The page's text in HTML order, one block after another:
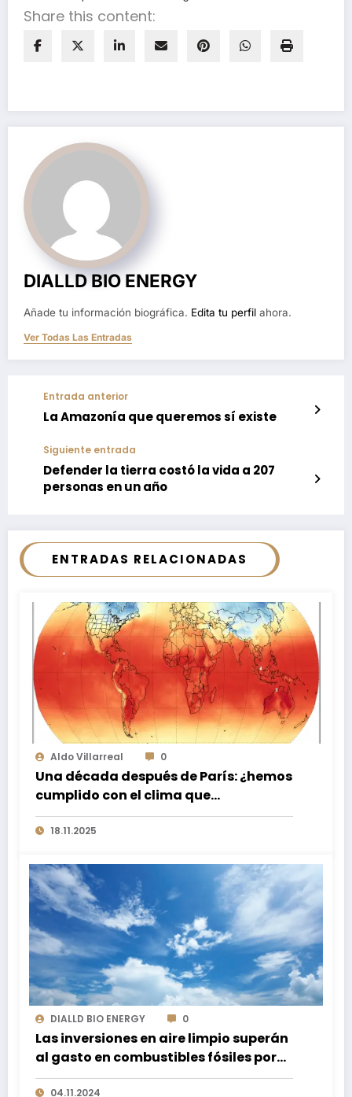
Share this content:
DIALLD BIO ENERGY
Añade tu información biográfica. Edita tu perfil ahora.
Ver Todas Las Entradas
Entrada anterior
La Amazonía que queremos sí existe
Siguiente entrada
Defender la tierra costó la vida a 207
personas en un año
ENTRADAS RELACIONADAS
Aldo Villarreal 0
Una década después de París: ¿hemos
cumplido con el clima que
prometimos?
18.11.2025
DIALLD BIO ENERGY 0
Las inversiones en aire limpio superán
al gasto en combustibles fósiles por
primera vez.
04.11.2024